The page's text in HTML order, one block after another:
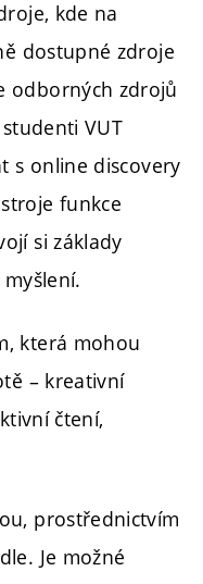
kde na
dostupné zdroje
odborných zdrojů
VUT
s online discovery
funkce
si základy
která mohou
– kreativní
čtení,
prostřednictvím
Je možné